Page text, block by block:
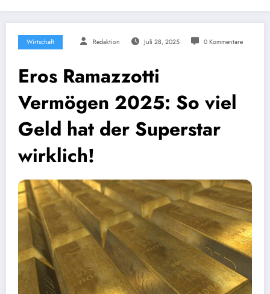
Wirtschaft Redaktion Juli 28, 2025 0 Kommentare
Eros Ramazzotti
Vermögen 2025: So viel
Geld hat der Superstar
wirklich!